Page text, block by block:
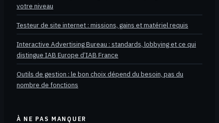
votre niveau
Testeur de site internet : missions, gains et matériel requis
Interactive Advertising Bureau : standards, lobbying et ce qui
distingue IAB Europe d’IAB France
Outils de gestion : le bon choix dépend du besoin, pas du
nombre de fonctions
À NE PAS MANQUER